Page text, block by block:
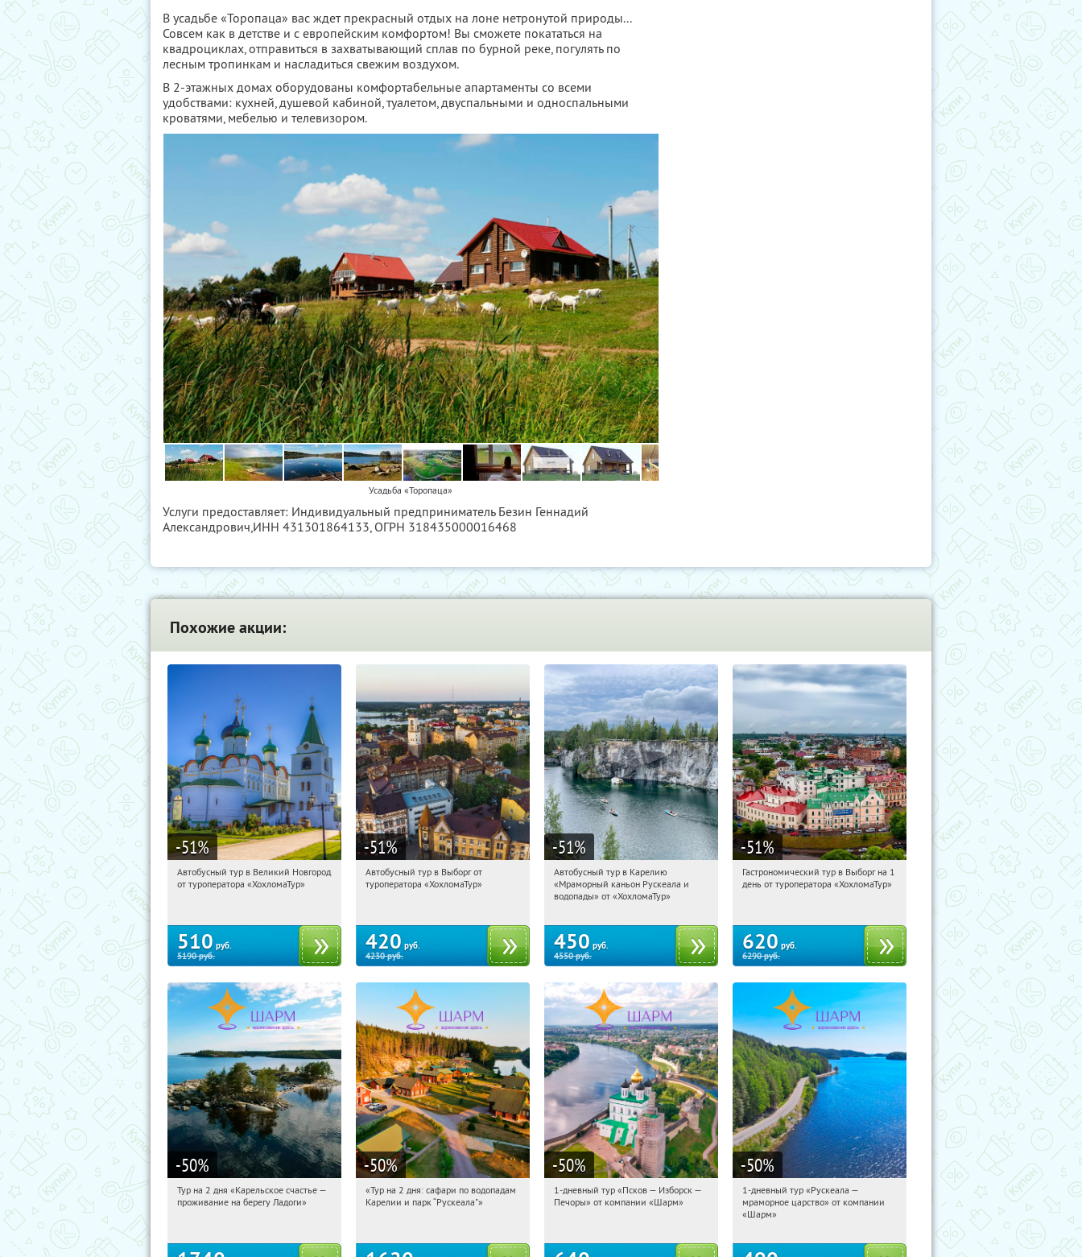
В усадьбе «Торопаца» вас ждет прекрасный отдых на лоне нетронутой природы...
Совсем как в детстве и с европейским комфортом! Вы сможете покататься на
квадроциклах, отправиться в захватывающий сплав по бурной реке, погулять по
лесным тропинкам и насладиться свежим воздухом.
В 2-этажных домах оборудованы комфортабельные апартаменты со всеми
удобствами: кухней, душевой кабиной, туалетом, двуспальными и односпальными
кроватями, мебелью и телевизором.
Усадьба «Торопаца»
Услуги предоставляет: Индивидуальный предприниматель Безин Геннадий
Александрович,ИНН 431301864133, ОГРН 318435000016468
Похожие акции:
-51%
12:28:17 Купили:2
Автобусный тур в Великий Новгород
от туроператора «ХохломаТур»
510 руб.
5190руб.
-51%
12:28:17 Купили:
Автобусный тур в Выборг от
туроператора «ХохломаТур»
420 руб.
4230руб.
-51%
12:28:17 Купили:
Сенная площадь
Автобусный тур в Карелию
«Мраморный каньон Рускеала и
водопады» от «ХохломаТур»
450 руб.
4550руб.
-51%
12:28:17 Купили:5
Гастрономический тур в Выборг на 1
день от туроператора «ХохломаТур»
620 руб.
6290руб.
-50%
12:28:17 Купили:39
Тур на 2 дня «Карельское счастье —
проживание на берегу Ладоги»
-50%
12:28:17 Купили:
«Тур на 2 дня: сафари по водопадам
Карелии и парк “Рускеала"»
-50%
12:28:17 Купили:12
1-дневный тур «Псков — Изборск —
Печоры» от компании «Шарм»
-50%
12:28:17 Купили:
Достоевская
1-дневный тур «Рускеала —
мраморное царство» от компании
«Шарм»